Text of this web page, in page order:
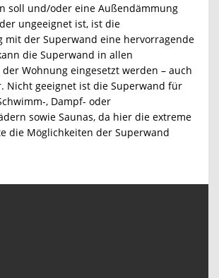
soll und/oder eine Außendämmung
ungeeignet ist, ist die
mit der Superwand eine hervorragende
die Superwand in allen
Wohnung eingesetzt werden – auch
Nicht geeignet ist die Superwand für
, Dampf- oder
sowie Saunas, da hier die extreme
die Möglichkeiten der Superwand